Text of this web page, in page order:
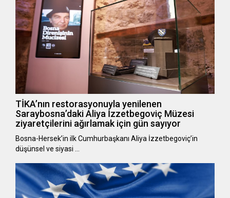
TİKA’nın restorasyonuyla yenilenen
Saraybosna’daki Aliya İzzetbegoviç Müzesi
ziyaretçilerini ağırlamak için gün sayıyor
Bosna-Hersek’in ilk Cumhurbaşkanı Aliya İzzetbegoviç’in
düşünsel ve siyasi …